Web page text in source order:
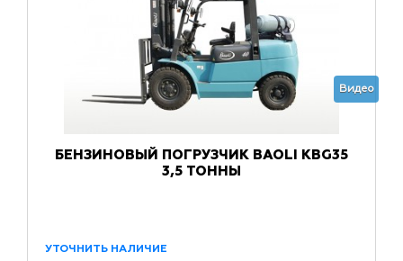
Видео
БЕНЗИНОВЫЙ ПОГРУЗЧИК BAOLI KBG35
3,5 ТОННЫ
УТОЧНИТЬ НАЛИЧИЕ